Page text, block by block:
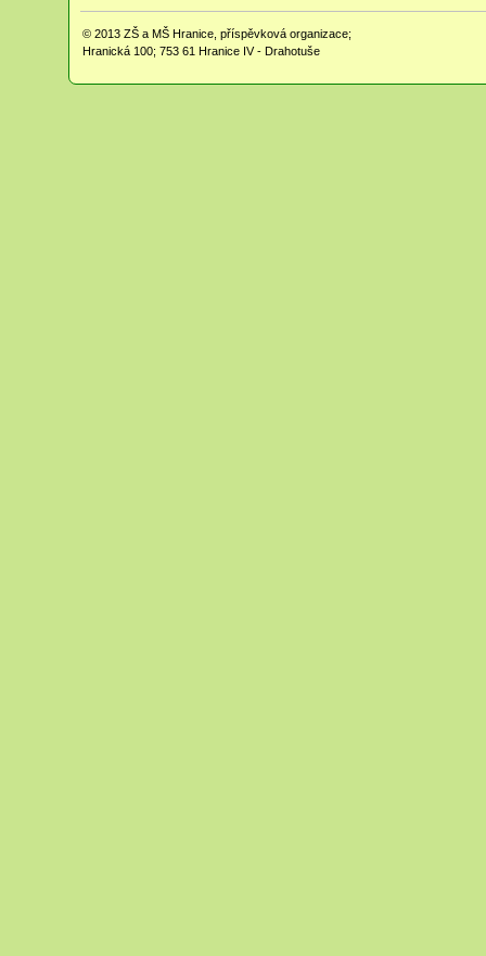
© 2013 ZŠ a MŠ Hranice, příspěvková organizace;
Hranická 100; 753 61 Hranice IV - Drahotuše